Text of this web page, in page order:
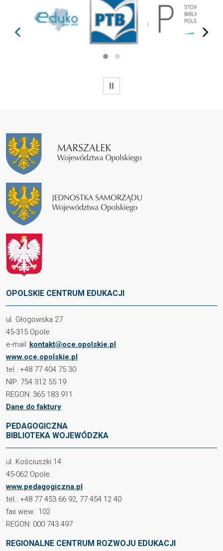
prev next
WSTRZYMAJ
OPOLSKIE CENTRUM EDUKACJI
ul. Głogowska 27
45-315 Opole
e-mail: kontakt@oce.opolskie.pl
www.oce.opolskie.pl
tel.: +48 77 404 75 30
NIP: 754 312 55 19
REGON: 365 183 911
Dane do faktury
PEDAGOGICZNA
BIBLIOTEKA WOJEWÓDZKA
ul. Kościuszki 14
45-062 Opole
www.pedagogiczna.pl
tel.: +48 77 453 66 92, 77 454 12 40
fax wew.: 102
REGON: 000 743 497
REGIONALNE CENTRUM ROZWOJU EDUKACJI